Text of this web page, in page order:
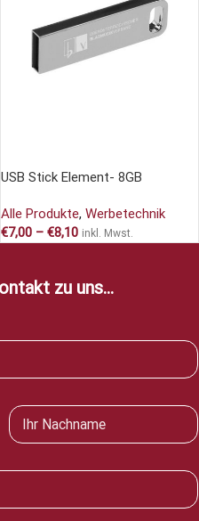
USB Stick Element- 8GB
Alle Produkte, Werbetechnik
€7,00 – €8,10 inkl. Mwst.
zu uns...